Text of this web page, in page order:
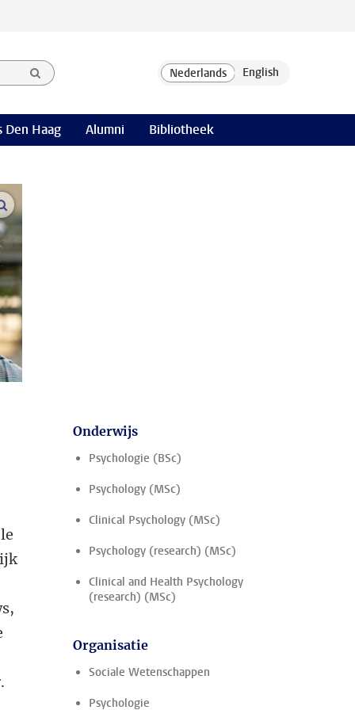
Den Haag Alumni Bibliotheek
open modal
Onderwijs
Psychologie (BSc)
Psychology (MSc)
Clinical Psychology (MSc)
Psychology (research) (MSc)
Clinical and Health Psychology
(research) (MSc)
Organisatie
Sociale Wetenschappen
Psychologie